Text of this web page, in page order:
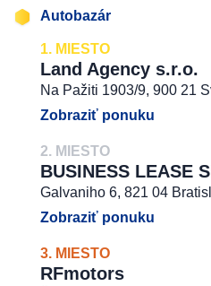
Autobazár
1. MIESTO
Land Agency s.r.o.
Na Pažiti 1903/9, 900 21
Zobraziť ponuku
2. MIESTO
BUSINESS LEASE
Galvaniho 6, 821 04
Zobraziť ponuku
3. MIESTO
RFmotors